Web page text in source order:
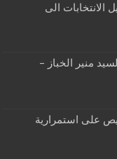
الى
منير الخباز –
على استمرارية